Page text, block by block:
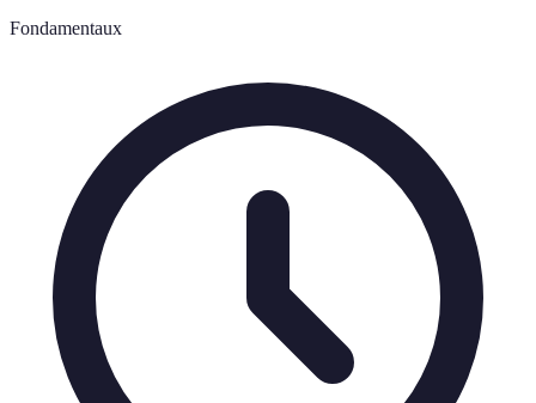
Fondamentaux